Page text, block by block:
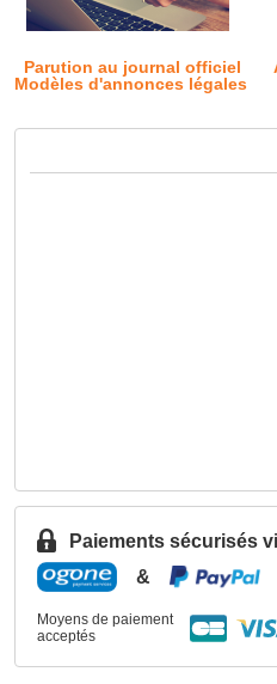
Parution au journal officiel
Modèles d'annonces légales
Paiements sécurisés
&
Moyens de paiement
acceptés